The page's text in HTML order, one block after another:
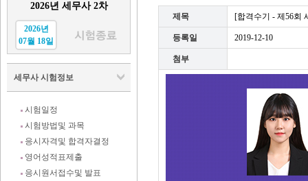
2026년 세무사 2차
2026년
07월 18일
세무사 시험정보
시험일정
시험방법및 과목
응시자격및 합격자결정
영어성적표제출
응시원서접수및 발표
제목 [합격수기 - 제56회
등록일 2019-12-10
첨부